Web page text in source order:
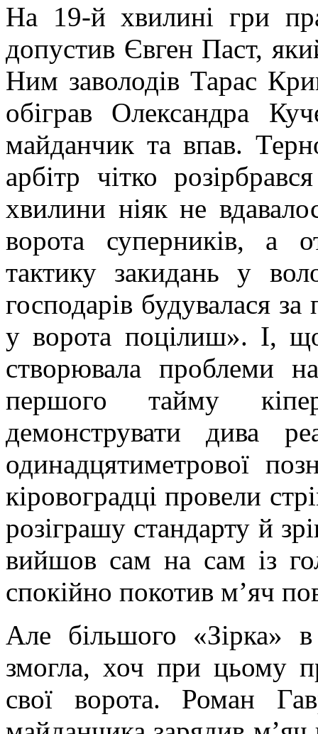
На 19-й хвилині гри
допустив Євген Паст,
Ним заволодів Тарас
обіграв Олександра
майданчик та впав.
арбітр чітко
хвилини ніяк не
ворота суперників, а
тактику закидань у
господарів будувалася
у ворота поцілиш». І,
створювала проблеми
першого тайму
демонструвати дива
одинадцятиметрової
кіровоградці провели
розіграшу стандарту й
вийшов сам на сам із
спокійно покотив м’яч
Але більшого «Зірка»
змогла, хоч при цьому
свої ворота. Роман